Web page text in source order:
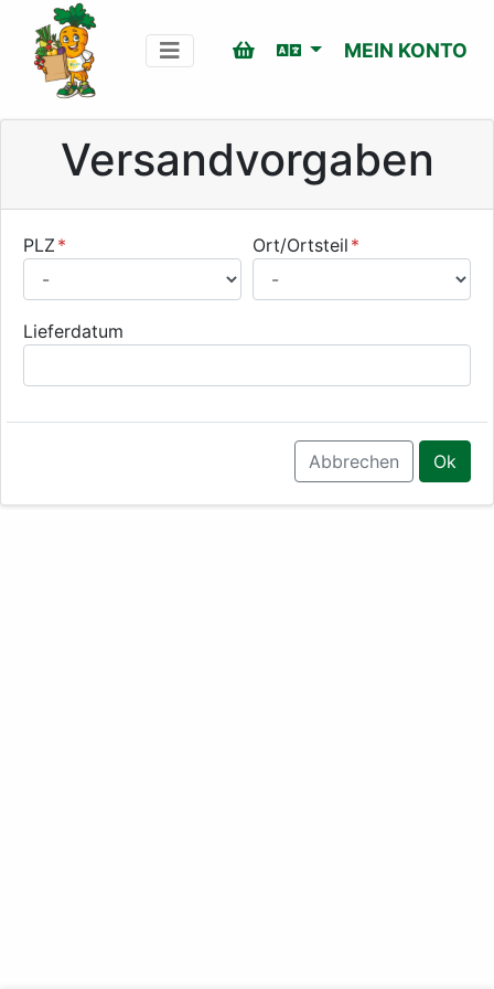
MEIN KONTO
Versandvorgaben
PLZ Ort/Ortsteil
Lieferdatum
Abbrechen Ok